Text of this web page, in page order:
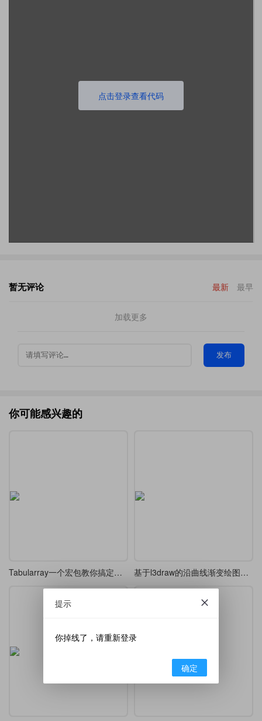
点击登录查看代码
暂无评论 最新 最早
加载更多
发布
你可能感兴趣的
Tabularray一个宏包教你搞定所有表格 基于l3draw的沿曲线渐变绘图示例
提示
你掉线了，请重新登录
确定